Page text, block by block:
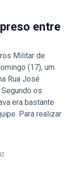
entre
Militar de
(17), um
Rua José
os
era bastante
Para realizar